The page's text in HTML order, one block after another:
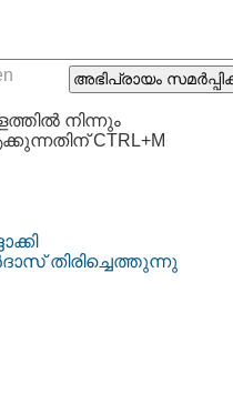
നിന്നും
CTRL+M
തിരിച്ചെത്തുന്നു